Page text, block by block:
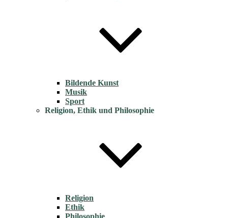
Bildende Kunst
Musik
Sport
Religion, Ethik und Philosophie
Religion
Ethik
Philosophie